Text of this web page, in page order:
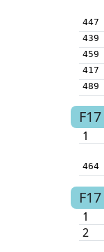
447
439
459
417
489
F17
1
464
F17
1
2